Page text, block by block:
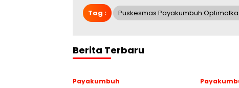
Tag : Puskesmas Payakumbuh
Berita Terbaru
Payakumbuh